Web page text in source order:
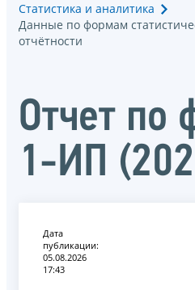
Статистика и аналитика
Данные по формам
отчётности
Отчет
1-ИП
Дата
публикации:
05.08.2026
17:43